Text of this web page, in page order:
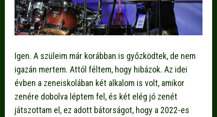
Igen. A szüleim már korábban is győzködtek, de nem
igazán mertem. Attól féltem, hogy hibázok. Az idei
évben a zeneiskolában két alkalom is volt, amikor
zenére dobolva léptem fel, és két elég jó zenét
játszottam el, ez adott bátorságot, hogy a 2022-es